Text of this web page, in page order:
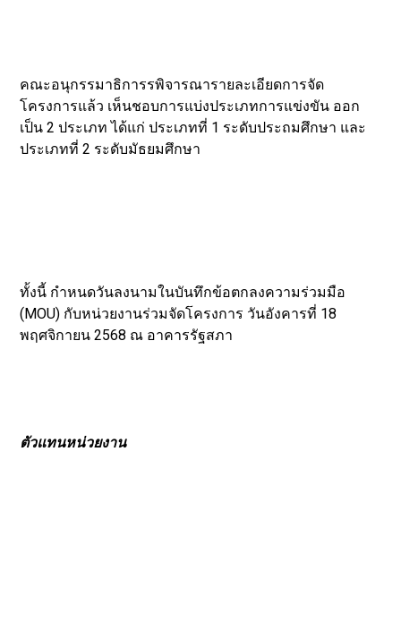
คณะอนุกรรมาธิการรพิจารณารายละเอียดการจัด
โครงการแล้ว เห็นชอบการแบ่งประเภทการแข่งขัน ออก
เป็น 2 ประเภท ได้แก่ ประเภทที่ 1 ระดับประถมศึกษา และ
ประเภทที่ 2 ระดับมัธยมศึกษา
ทั้งนี้ กำหนดวันลงนามในบันทึกข้อตกลงความร่วมมือ
(MOU) กับหน่วยงานร่วมจัดโครงการ วันอังคารที่ 18
พฤศจิกายน 2568 ณ อาคารรัฐสภา
ตัวแทนหน่วยงาน